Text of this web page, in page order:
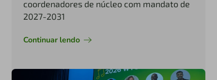
coordenadores de núcleo com mandato de
2027-2031
Continuar lendo